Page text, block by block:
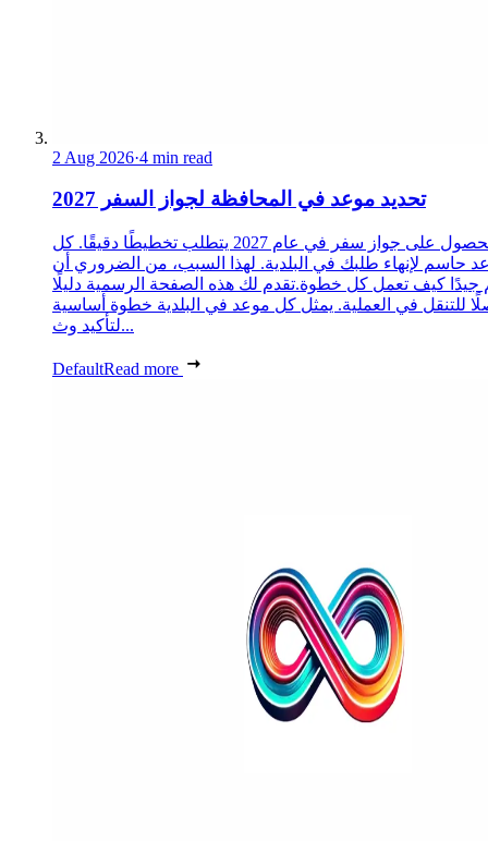
2 Aug 2026·4 min read
تحديد موعد في المحافظة لجواز السفر 2027
الحصول على جواز سفر في عام 2027 يتطلب تخطيطًا دقيقًا. كل
حاسم لإنهاء طلبك في البلدية. لهذا السبب، من الضروري أن
جيدًا كيف تعمل كل خطوة.تقدم لك هذه الصفحة الرسمية دليلًا
للتنقل في العملية. يمثل كل موعد في البلدية خطوة أساسية
لتأكيد وث...
DefaultRead more